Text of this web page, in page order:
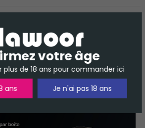
votre âge
plus de 18 ans pour commander ici
ans
Je n'ai pas 18 ans
DÉTAILS DU PRODUIT